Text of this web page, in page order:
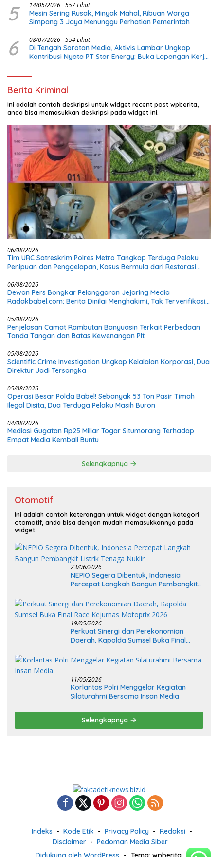
5 14/05/2026 557 Lihat
Mesin Sering Rusak, Minyak Mahal, Ribuan Warga
Simpang 3 Jaya Menunggu Perhatian Pemerintah
6 08/07/2026 554 Lihat
Di Tengah Sorotan Media, Aktivis Lambar Ungkap
Kontribusi Nyata PT Star Energy: Buka Lapangan Kerja
Berita Kriminal
Ini adalah contoh deskripsi untuk widget recent post wpberita,
anda bisa memasukkan deskripsi pada widget ini.
06/08/2026
Tim URC Satreskrim Polres Metro Tangkap Terduga Pelaku
Penipuan dan Penggelapan, Kasus Bermula dari Restorasi
06/08/2026
Dewan Pers Bongkar Pelanggaran Jejaring Media
Radakbabel.com: Berita Dinilai Menghakimi, Tak Terverifikasi,
05/08/2026
Penjelasan Camat Rambutan Banyuasin Terkait Perbedaan
Tanda Tangan dan Batas Kewenangan Plt
05/08/2026
Scientific Crime Investigation Ungkap Kelalaian Korporasi, Dua
Direktur Jadi Tersangka
05/08/2026
Operasi Besar Polda Babel! Sebanyak 53 Ton Pasir Timah
Ilegal Disita, Dua Terduga Pelaku Masih Buron
04/08/2026
Mediasi Gugatan Rp25 Miliar Togar Situmorang Terhadap
Empat Media Kembali Buntu
Selengkapnya
Otomotif
Ini adalah contoh keterangan untuk widget dengan kategori
otomotif, anda bisa dengan mudah memasukkannya pada
widget.
23/06/2026
NEPIO Segera Dibentuk, Indonesia
Percepat Langkah Bangun Pembangkit
19/05/2026
Perkuat Sinergi dan Perekonomian
Daerah, Kapolda Sumsel Buka Final
11/05/2026
Korlantas Polri Menggelar Kegiatan
Silaturahmi Bersama Insan Media
Selengkapnya
Indeks Kode Etik Privacy Policy
Redaksi
Disclaimer
Pedoman Media Siber
Didukung oleh WordPress
- Tema: wpberita.